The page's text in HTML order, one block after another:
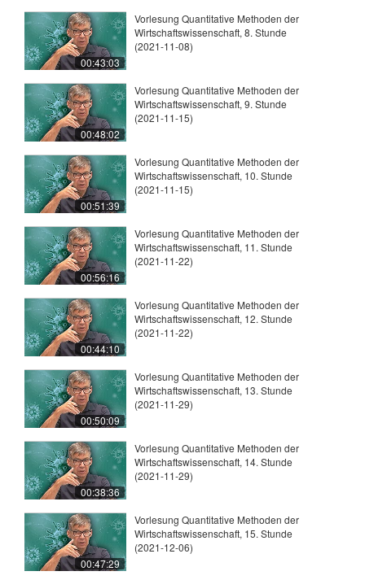
00:43:03
Vorlesung Quantitative Methoden der
Wirtschaftswissenschaft, 8. Stunde
(2021-11-08)
00:48:02
Vorlesung Quantitative Methoden der
Wirtschaftswissenschaft, 9. Stunde
(2021-11-15)
00:51:39
Vorlesung Quantitative Methoden der
Wirtschaftswissenschaft, 10. Stunde
(2021-11-15)
00:56:16
Vorlesung Quantitative Methoden der
Wirtschaftswissenschaft, 11. Stunde
(2021-11-22)
00:44:10
Vorlesung Quantitative Methoden der
Wirtschaftswissenschaft, 12. Stunde
(2021-11-22)
00:50:09
Vorlesung Quantitative Methoden der
Wirtschaftswissenschaft, 13. Stunde
(2021-11-29)
00:38:36
Vorlesung Quantitative Methoden der
Wirtschaftswissenschaft, 14. Stunde
(2021-11-29)
00:47:29
Vorlesung Quantitative Methoden der
Wirtschaftswissenschaft, 15. Stunde
(2021-12-06)